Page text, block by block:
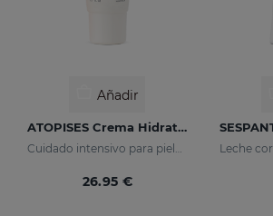
Añadir
ATOPISES Crema Hidratante Cuidado Intensivo
26.95 €